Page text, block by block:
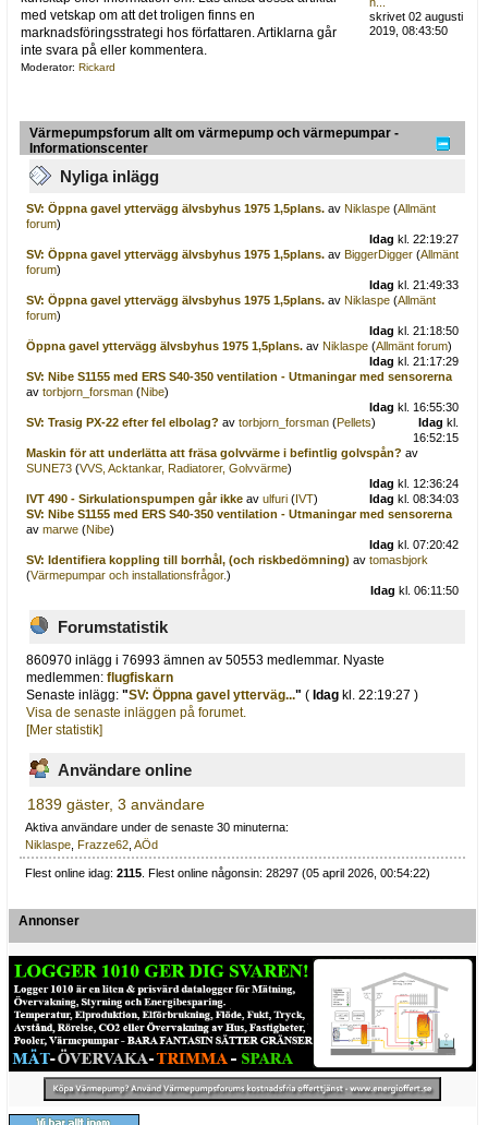
med vetskap om att det troligen finns en
marknadsföringsstrategi hos författaren. Artiklarna går
inte svara på eller kommentera.
Moderator: Rickard
skrivet 02 augusti
2019, 08:43:50
Värmepumpsforum allt om värmepump och värmepumpar -
Informationscenter
Nyliga inlägg
SV: Öppna gavel yttervägg älvsbyhus 1975 1,5plans.av Niklaspe(Allmänt
forum)
Idag kl. 22:19:27
SV: Öppna gavel yttervägg älvsbyhus 1975 1,5plans.av BiggerDigger(Allmänt
forum)
Idag kl. 21:49:33
SV: Öppna gavel yttervägg älvsbyhus 1975 1,5plans.av Niklaspe(Allmänt
forum)
Idag kl. 21:18:50
Öppna gavel yttervägg älvsbyhus 1975 1,5plans.av Niklaspe(Allmänt forum)
Idag kl. 21:17:29
SV: Nibe S1155 med ERS S40-350 ventilation - Utmaningar med sensorerna
av torbjorn_forsman(Nibe)
Idag kl. 16:55:30
SV: Trasig PX-22 efter fel elbolag? av torbjorn_forsman(Pellets) Idag kl.
16:52:15
Maskin för att underlätta att fräsa golvvärme i befintlig golvspån? av
SUNE73(VVS, Acktankar, Radiatorer, Golvvärme)
Idag kl. 12:36:24
IVT 490 - Sirkulationspumpen går ikkeav ulfuri(IVT) Idag kl. 08:34:03
SV: Nibe S1155 med ERS S40-350 ventilation - Utmaningar med sensorerna
av marwe(Nibe)
Idag kl. 07:20:42
SV: Identifiera koppling till borrhål, (och riskbedömning) av tomasbjork
(Värmepumpar och installationsfrågor.)
Idag kl. 06:11:50
Forumstatistik
860970 inlägg i 76993 ämnen av 50553 medlemmar. Nyaste
medlemmen:flugfiskarn
Senaste inlägg:"SV: Öppna gavel ytterväg..." ( Idag kl. 22:19:27 )
Visa de senaste inläggen på forumet.
[Mer statistik]
Användare online
1839 gäster, 3 användare
Aktiva användare under de senaste 30 minuterna:
Niklaspe, Frazze62,AÖd
Flest online idag:2115 . Flest online någonsin: 28297 (05 april 2026, 00:54:22)
Annonser